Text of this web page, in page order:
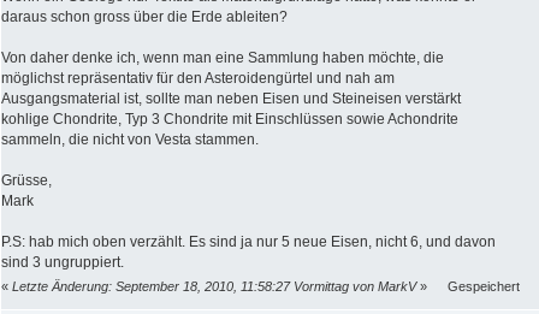
daraus schon gross über die Erde ableiten?
Von daher denke ich, wenn man eine Sammlung haben möchte, die
möglichst repräsentativ für den Asteroidengürtel und nah am
Ausgangsmaterial ist, sollte man neben Eisen und Steineisen verstärkt
kohlige Chondrite, Typ 3 Chondrite mit Einschlüssen sowie Achondrite
sammeln, die nicht von Vesta stammen.
Grüsse,
Mark
P.S: hab mich oben verzählt. Es sind ja nur 5 neue Eisen, nicht 6, und davon
sind 3 ungruppiert.
« Letzte Änderung: September 18, 2010, 11:58:27 Vormittag von MarkV» Gespeichert